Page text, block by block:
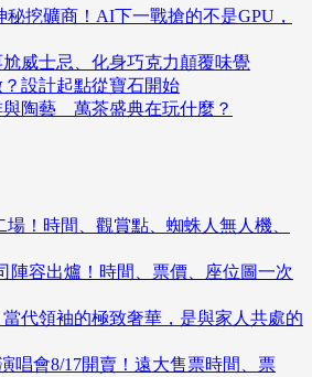
挖礦商！AI下一戰搶的不是GPU，
威士忌、化身巧克力顛覆味覺
設計起點從寶石開始
陶藝 萬茶盛典在玩什麼？
場！時間、觀賞點、蜘蛛人無人機、
陣容出爐！時間、票價、座位圖一次
代領袖的極致奢華，是與家人共處的
唱會8/17開賣！遠大售票時間、票